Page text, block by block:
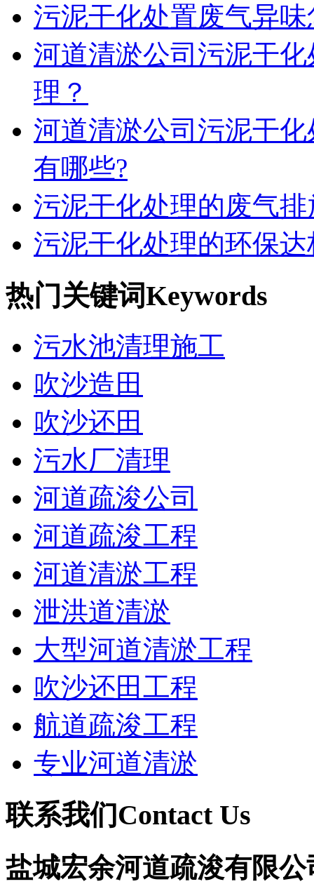
污泥干化处置废气异
河道清淤公司污泥干
理？
河道清淤公司污泥干
有哪些?
污泥干化处理的废气
污泥干化处理的环保
热门关键词Keywords
污水池清理施工
吹沙造田
吹沙还田
污水厂清理
河道疏浚公司
河道疏浚工程
河道清淤工程
泄洪道清淤
大型河道清淤工程
吹沙还田工程
航道疏浚工程
专业河道清淤
联系我们 Contact Us
盐城宏余河道疏浚有限公